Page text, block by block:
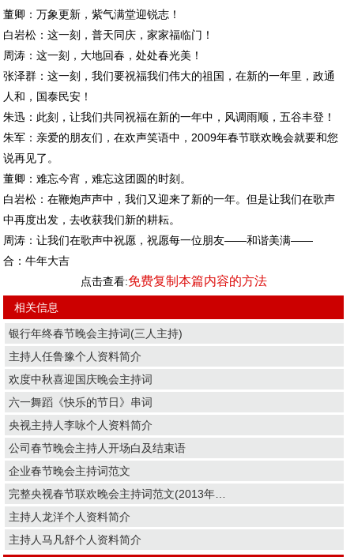
董卿：万象更新，紫气满堂迎锐志！
白岩松：这一刻，普天同庆，家家福临门！
周涛：这一刻，大地回春，处处春光美！
张泽群：这一刻，我们要祝福我们伟大的祖国，在新的一年里，政通
人和，国泰民安！
朱迅：此刻，让我们共同祝福在新的一年中，风调雨顺，五谷丰登！
朱军：亲爱的朋友们，在欢声笑语中，2009年春节联欢晚会就要和您
说再见了。
董卿：难忘今宵，难忘这团圆的时刻。
白岩松：在鞭炮声声中，我们又迎来了新的一年。但是让我们在歌声
中再度出发，去收获我们新的耕耘。
周涛：让我们在歌声中祝愿，祝愿每一位朋友——和谐美满——
合：牛年大吉
点击查看:免费复制本篇内容的方法
相关信息
银行年终春节晚会主持词(三人主持)
主持人任鲁豫个人资料简介
欢度中秋喜迎国庆晚会主持词
六一舞蹈《快乐的节日》串词
央视主持人李咏个人资料简介
公司春节晚会主持人开场白及结束语
企业春节晚会主持词范文
完整央视春节联欢晚会主持词范文(2013年…
主持人龙洋个人资料简介
主持人马凡舒个人资料简介